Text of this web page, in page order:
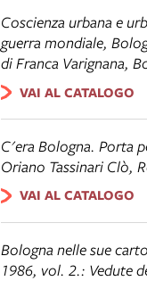
Coscienza urbana e
guerra mondiale,
di Franca Varignana,
VAI AL CATALOGO
C'era Bologna. Porta
Oriano Tassinari Clò,
VAI AL CATALOGO
Bologna nelle sue
1986, vol. 2.: Vedute